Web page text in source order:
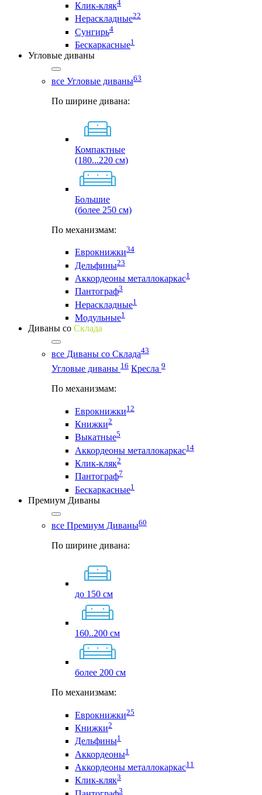
Клик-кляк4
Нераскладные22
Сунгирь4
Бескаркасные1
Угловые диваны
все Угловые диваны63
По ширине дивана:
Компактные
(180...220 см)
Большие
(более 250 см)
По механизмам:
Еврокнижки34
Дельфины23
Аккордеоны металлокаркас1
Пантограф3
Нераскладные1
Модульные1
Диваны со Склада
все Диваны со Склада43
Угловые диваны 16 Кресла 9
По механизмам:
Еврокнижки12
Книжки2
Выкатные5
Аккордеоны металлокаркас14
Клик-кляк2
Пантограф7
Бескаркасные1
Премиум Диваны
все Премиум Диваны60
По ширине дивана:
до 150 см
160..200 см
более 200 см
По механизмам:
Еврокнижки25
Книжки2
Дельфины1
Аккордеоны1
Аккордеоны металлокаркас11
Клик-кляк3
3